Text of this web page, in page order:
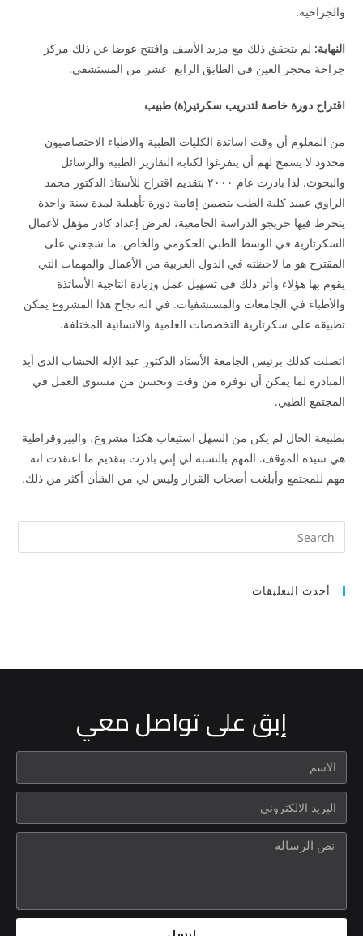
والجراحية.
النهاية: لم يتحقق ذلك مع مزيد الأسف وافتتح عوضا عن ذلك مركز
جراحة محجر العين في الطابق الرابع عشر من المستشفى.
اقتراح دورة خاصة لتدريب سكرتير(ة) طبيب
من المعلوم أن وقت اساتذة الكليات الطبية والاطباء الاختصاصيون
محدود لا يسمح لهم أن يتفرغوا لكتابة التقارير الطبية والرسائل
والبحوث. لذا بادرت عام ٢٠٠٠ بتقديم اقتراح للأستاذ الدكتور محمد
الراوي عميد كلية الطب يتضمن إقامة دورة تأهيلية لمدة سنة واحدة
ينخرط فيها خريجو الدراسة الجامعية، لغرض إعداد كادر مؤهل لأعمال
السكرتارية في الوسط الطبي الحكومي والخاص. ما شجعني على
المقترح هو ما لاحظته في الدول الغربية من الأعمال والمهمات التي
يقوم بها هؤلاء وأثر ذلك في تسهيل عمل وزيادة انتاجية الأساتذة
والأطباء في الجامعات والمستشفيات. في الة نجاح هذا المشروع يمكن
تطبيقه على سكرتارية التخصصات العلمية والانسانية المختلفة.
اتصلت كذلك برئيس الجامعة الأستاذ الدكتور عبد الإله الخشاب الذي أيد
المبادرة لما يمكن أن توفره من وقت وتحسن من مستوى العمل في
المجتمع الطبي.
بطبيعة الحال لم يكن من السهل استيعاب هكذا مشروع، والبيروقراطية
هي سيدة الموقف. المهم بالنسبة لي إني بادرت بتقديم ما اعتقدت انه
مهم للمجتمع وأبلغت أصحاب القرار وليس لي من الشأن أكثر من ذلك.
أحدث التعليقات
إبق على تواصل معي